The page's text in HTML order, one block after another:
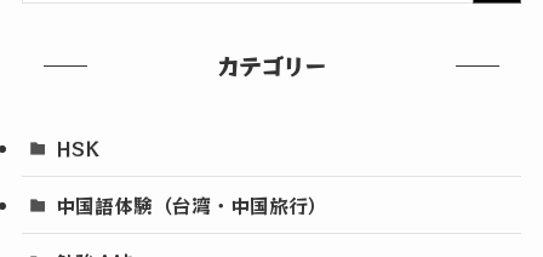
カテゴリー
HSK
中国語体験（台湾・中国旅行）